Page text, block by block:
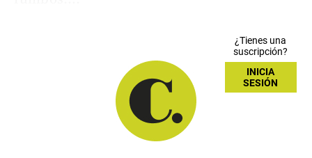
¿Tienes una
suscripción?
INICIA
SESIÓN